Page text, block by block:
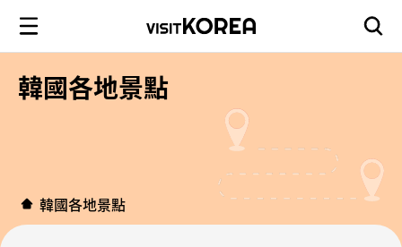
韓國各地景點
韓國各地景點